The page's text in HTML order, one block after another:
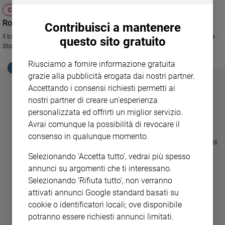
Ambiente
e
Creato
Volontariato
Aziende
settimana
Migranti
inclusione
Costume
Cultura
spettacoli
CULTURA E SPETTACOLI
Rossi e Ducati, corsa in salita
Il binomio tricolore Rossi-Ducati, tanto atteso dai tifosi, stenta a decollare.
Stoner è già un razzo e noi, così ben abituati da Vale...
EDICOLA SAN PAOLO
GBABY
€ 34,80 € 21,90 37%
FAMIGLIA CRISTIANA
€ 104,00 € 83,00 20%
Visualizza tutte le riviste
LE GRANDI BASILICHE ITALIANE
- VOL DA 1 AL 5
€ 64,50
DIARIO G 2026-27
€ 8,90
Contribuisci a mantenere
questo sito gratuito
Riusciamo a fornire informazione gratuita
grazie alla pubblicità erogata dai nostri partner.
Accettando i consensi richiesti permetti ai
nostri partner di creare un'esperienza
personalizzata ed offrirti un miglior servizio.
Avrai comunque la possibilità di revocare il
consenso in qualunque momento.
Selezionando 'Accetta tutto', vedrai più spesso
annunci su argomenti che ti interessano.
Selezionando 'Rifiuta tutto', non verranno
attivati annunci Google standard basati su
cookie o identificatori locali; ove disponibile
potranno essere richiesti annunci limitati.